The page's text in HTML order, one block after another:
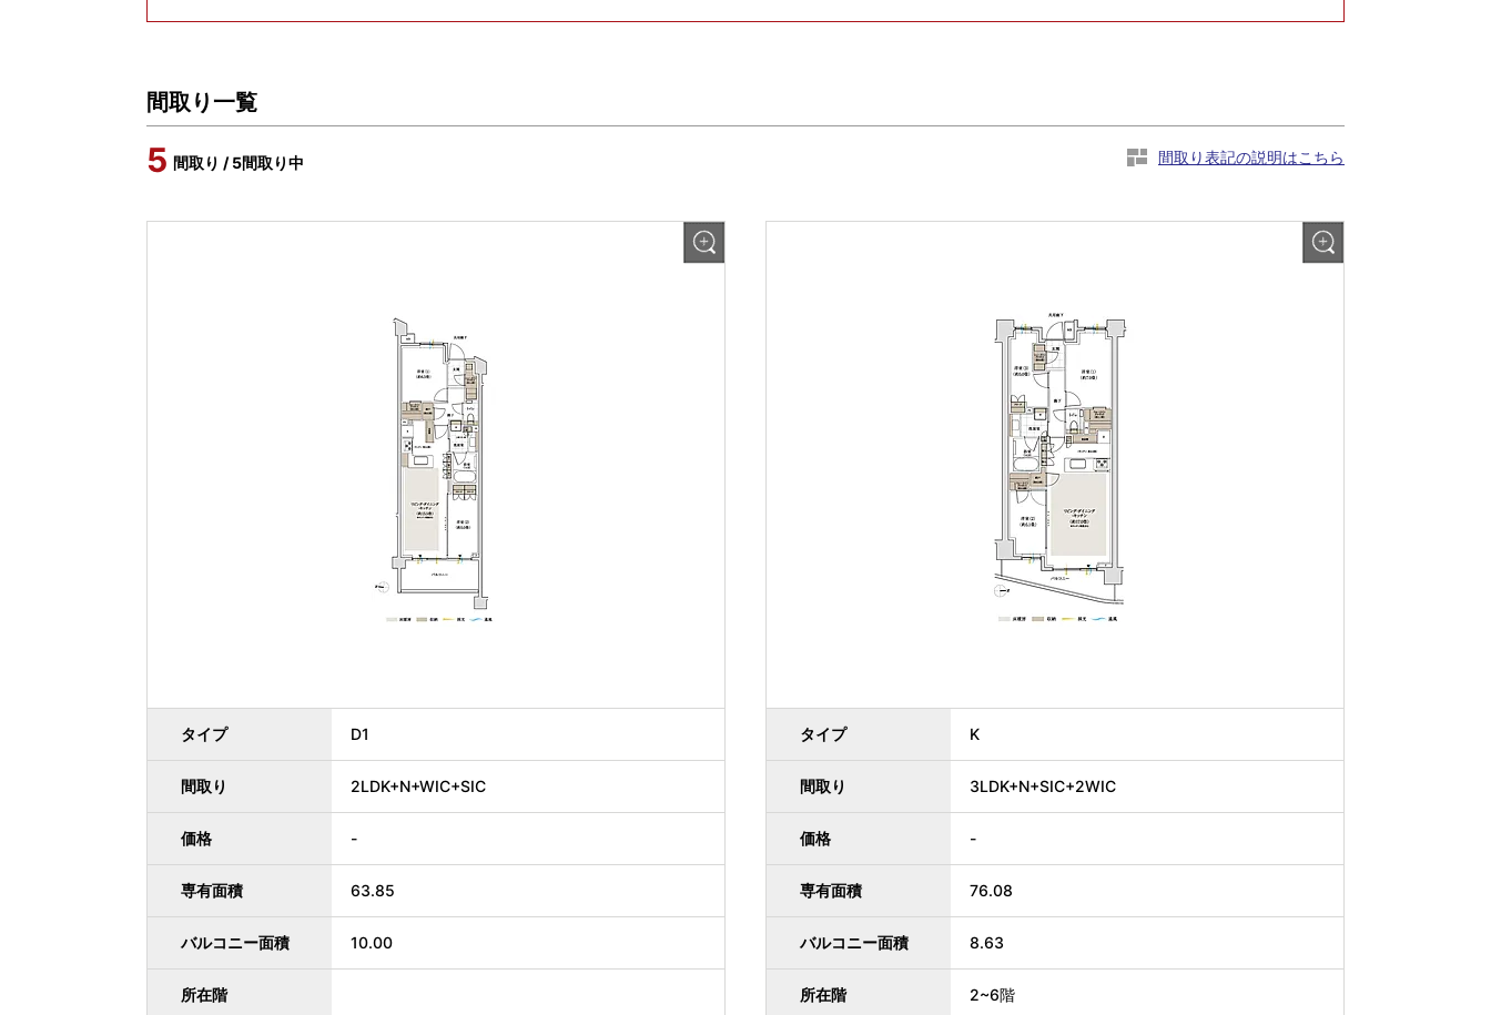
間取り一覧
5 間取り / 5間取り中 間取り表記の説明はこちら
タイプ D1
間取り 2LDK+N+WIC+SIC
価格 -
専有面積 63.85
バルコニー面積 10.00
所在階
タイプ K
間取り 3LDK+N+SIC+2WIC
価格 -
専有面積 76.08
バルコニー面積 8.63
所在階 2~6階